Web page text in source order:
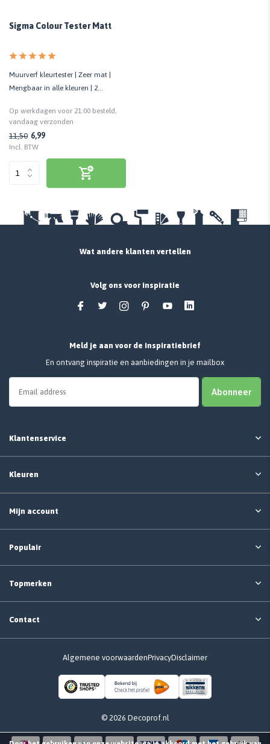
Sigma Colour Tester Matt
Muurverf kleurtester | Zeer mat |
Mengbaar in alle kleuren | 2
Op werkdagen voor 21:00 besteld,
vandaag verzonden
11,50 6,99
Incl. BTW
Wat andere klanten vertellen
Volg ons voor inspiratie
Meld je aan voor de inspiratiebrief
En ontvang inspiratie en aanbiedingen in je mailbox
Abonneer
Klantenservice
Kleuren
Mijn account
Populair
Topmerken
Contact
Algemene voorwaardenPrivacyDisclaimer
© 2026 Decoprof.nl